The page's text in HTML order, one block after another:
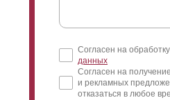
Согласен на обработку
данных
Согласен на
и рекламных
отказаться в любое